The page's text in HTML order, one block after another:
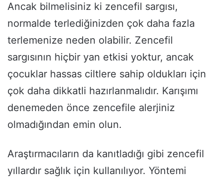
Ancak bilmelisiniz ki zencefil sargısı,
normalde terlediğinizden çok daha fazla
terlemenize neden olabilir. Zencefil
sargısının hiçbir yan etkisi yoktur, ancak
çocuklar hassas ciltlere sahip oldukları için
çok daha dikkatli hazırlanmalıdır. Karışımı
denemeden önce zencefile alerjiniz
olmadığından emin olun.
Araştırmacıların da kanıtladığı gibi zencefil
yıllardır sağlık için kullanılıyor. Yöntemi